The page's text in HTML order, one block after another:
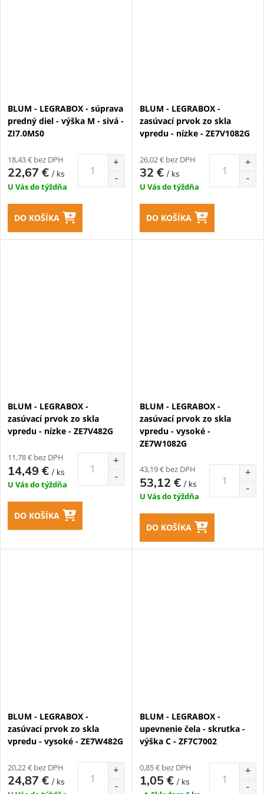
BLUM - LEGRABOX - súprava
predný diel - výška M - sivá -
ZI7.0MS0
18,43 € bez DPH
22,67 €/ ks
U Vás do týždňa
DO KOŠÍKA
BLUM - LEGRABOX -
zasúvací prvok zo skla
vpredu - nízke - ZE7V1082G
26,02 € bez DPH
32 €/ ks
U Vás do týždňa
DO KOŠÍKA
BLUM - LEGRABOX -
zasúvací prvok zo skla
vpredu - nízke - ZE7V482G
11,78 € bez DPH
14,49 €/ ks
U Vás do týždňa
DO KOŠÍKA
BLUM - LEGRABOX -
zasúvací prvok zo skla
vpredu - vysoké -
ZE7W1082G
43,19 € bez DPH
53,12 €/ ks
U Vás do týždňa
DO KOŠÍKA
BLUM - LEGRABOX -
zasúvací prvok zo skla
vpredu - vysoké - ZE7W482G
20,22 € bez DPH
24,87 €/ ks
BLUM - LEGRABOX -
upevnenie čela - skrutka -
výška C - ZF7C7002
0,85 € bez DPH
1,05 €/ ks